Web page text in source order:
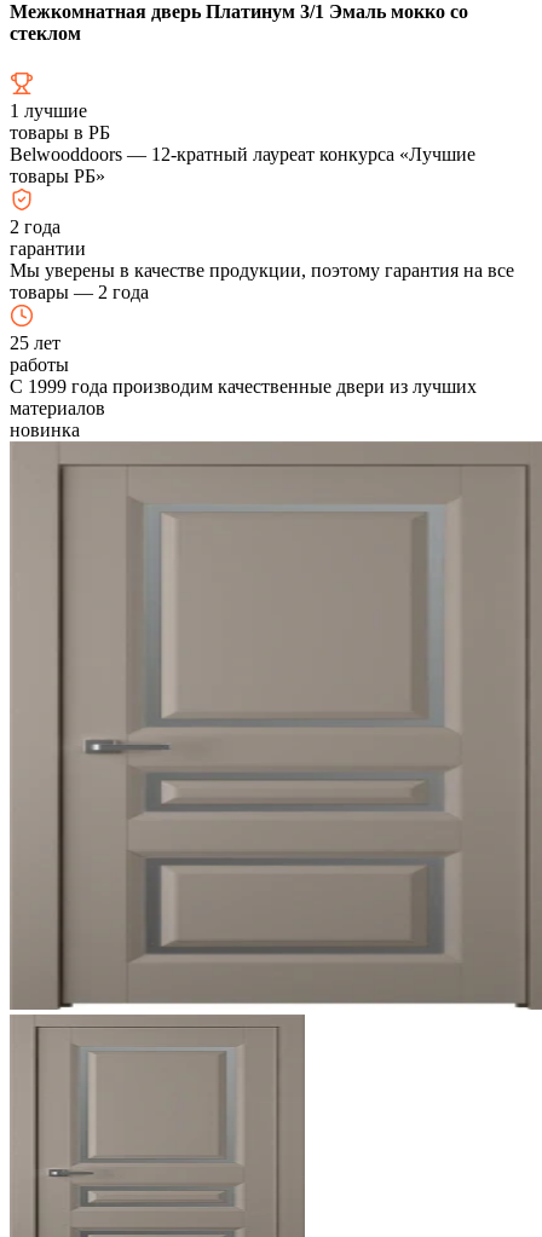
Межкомнатная дверь Платинум 3/1 Эмаль мокко со
стеклом
1 лучшие
товары в РБ
Belwooddoors — 12-кратный лауреат конкурса «Лучшие
товары РБ»
2 года
гарантии
Мы уверены в качестве продукции, поэтому гарантия на все
товары — 2 года
25 лет
работы
С 1999 года производим качественные двери из лучших
материалов
новинка